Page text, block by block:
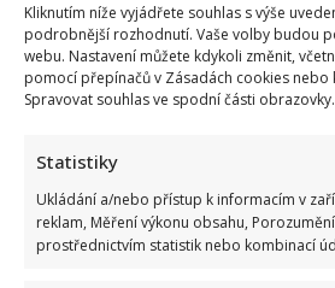
Kliknutím níže vyjádřete souhlas s výše
podrobnější rozhodnutí. Vaše volby budou
webu. Nastavení můžete kdykoli změnit,
pomocí přepínačů v Zásadách cookies nebo
Spravovat souhlas ve spodní části obrazovky.
Statistiky
Ukládání a/nebo přístup k informacím v
reklam, Měření výkonu obsahu,
prostřednictvím statistik nebo kombinací